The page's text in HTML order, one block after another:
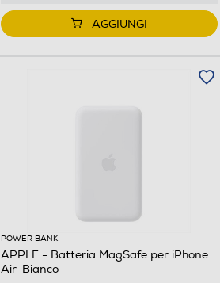
AGGIUNGI
POWER BANK
APPLE - Batteria MagSafe per iPhone
Air-Bianco